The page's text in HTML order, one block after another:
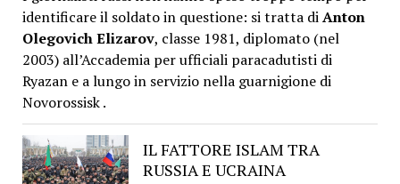
identificare il soldato in questione: si tratta diAnton
Olegovich Elizarov, classe 1981, diplomato (nel
2003) all’Accademia per ufficiali paracadutisti di
Ryazan e a lungo in servizio nella guarnigione di
Novorossisk .
IL FATTORE ISLAM TRA
RUSSIA E UCRAINA